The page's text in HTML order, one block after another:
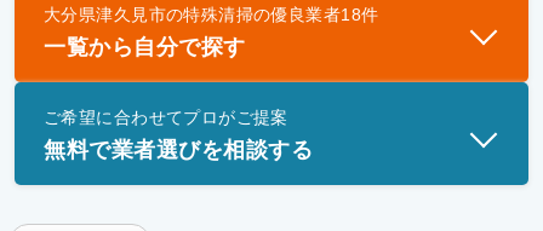
優良業者とは
一般財団法人遺品整理認定協会、および一般社団法
士」資格を持つ事業者のみ掲載しています。
大分県津久見市の特殊清掃の優良業者18件
一覧から自分で探す
ご希望に合わせてプロがご提案
無料で業者選びを相談する